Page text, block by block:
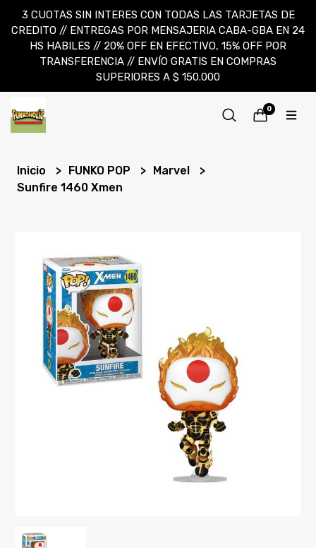
3 CUOTAS SIN INTERES CON TODAS LAS TARJETAS DE
CREDITO // ENTREGAS POR MENSAJERIA CABA-GBA EN 24
HS HABILES // 20% OFF EN EFECTIVO, 15% OFF POR
TRANSFERENCIA // ENVÍO GRATIS EN COMPRAS
SUPERIORES A $ 150.000
0
Inicio FUNKO POP
Marvel
Sunfire 1460 Xmen